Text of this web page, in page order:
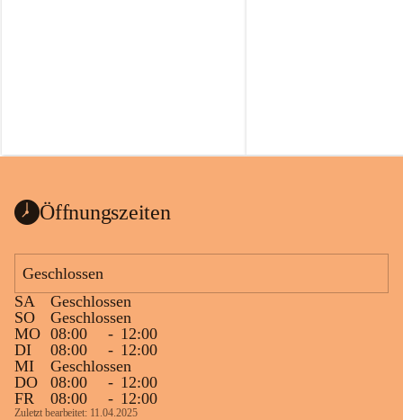
Öffnungszeiten
Geschlossen
SA
Geschlossen
SO
Geschlossen
MO 08:00 - 12:00
DI
08:00 - 12:00
MI
Geschlossen
DO
08:00 - 12:00
FR
08:00 - 12:00
Zuletzt bearbeitet: 11.04.2025